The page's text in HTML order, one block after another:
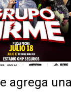
agrega